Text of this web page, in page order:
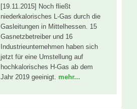
[19.11.2015] Noch fließt
niederkalorisches L-Gas durch die
Gasleitungen in Mittelhessen. 15
Gasnetzbetreiber und 16
Industrieunternehmen haben sich
jetzt für eine Umstellung auf
hochkalorisches H-Gas ab dem
Jahr 2019 geeinigt. mehr...